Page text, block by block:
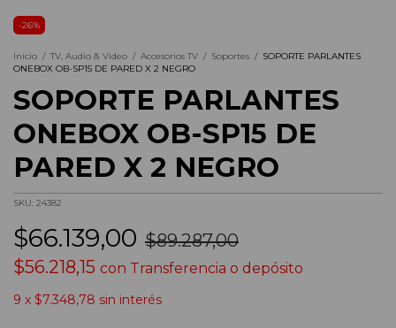
-26%
Inicio / TV, Audio & Video / Accesorios TV / Soportes / SOPORTE PARLANTES
ONEBOX OB-SP15 DE PARED X 2 NEGRO
SOPORTE PARLANTES
ONEBOX OB-SP15 DE
PARED X 2 NEGRO
SKU: 24382
$66.139,00 $89.287,00
$56.218,15 con Transferencia o depósito
9 x $7.348,78 sin interés